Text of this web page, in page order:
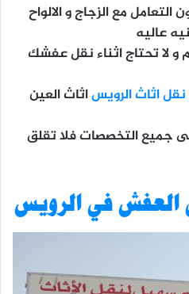
مع الزجاج و الالواح
و لا تحتاج اثناء نقل عفشك
نقل اثاث الرويساثاث العين
جميع التخصصات فلا تقلق
العفش في الرويس